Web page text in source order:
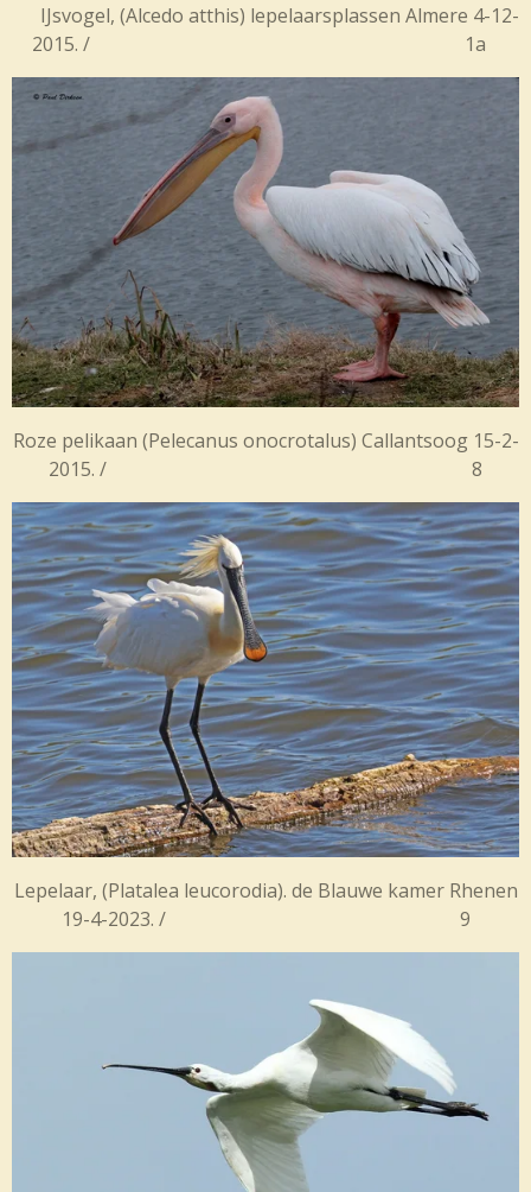
IJsvogel, (Alcedo atthis) lepelaarsplassen Almere 4-12-
2015. / 1a
Roze pelikaan (Pelecanus onocrotalus) Callantsoog 15-2-
2015. / 8
Lepelaar, (Platalea leucorodia). de Blauwe kamer Rhenen
19-4-2023. / 9